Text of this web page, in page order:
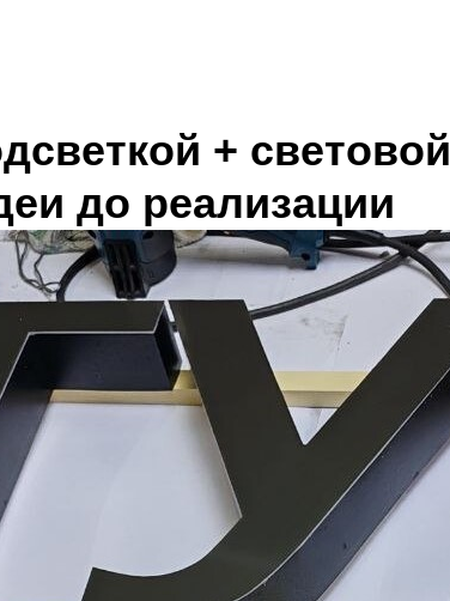
+ световой
до реализации